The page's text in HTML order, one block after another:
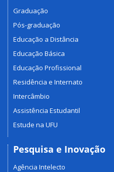
Graduação
Pós-graduação
Educação a Distância
Educação Básica
Educação Profissional
Residência e Internato
Intercâmbio
Assistência Estudantil
Estude na UFU
Pesquisa e Inovação
Agência Intelecto